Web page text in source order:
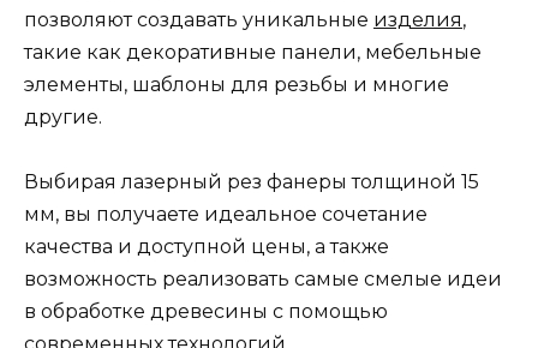
позволяют создавать уникальные изделия,
такие как декоративные панели, мебельные
элементы, шаблоны для резьбы и многие
другие.
Выбирая лазерный рез фанеры толщиной 15
мм, вы получаете идеальное сочетание
качества и доступной цены, а также
возможность реализовать самые смелые идеи
в обработке древесины с помощью
современных технологий.